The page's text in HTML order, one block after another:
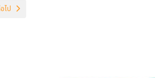
ตัวนักเรียนโครงการจัดตั้งห้องเรียนพิเศษภาษาอังกฤษ
อหาถัดไป: พิธีมอบประกาศนียบัตรให้แก่นักเรียนที่สำเร็จ
ไป